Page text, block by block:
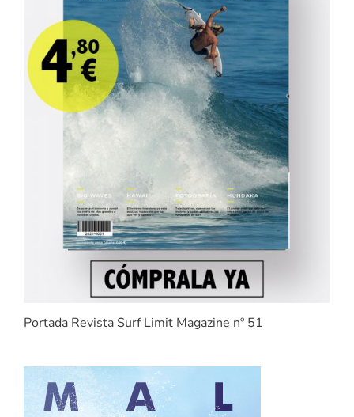
Portada Revista Surf Limit Magazine nº 51